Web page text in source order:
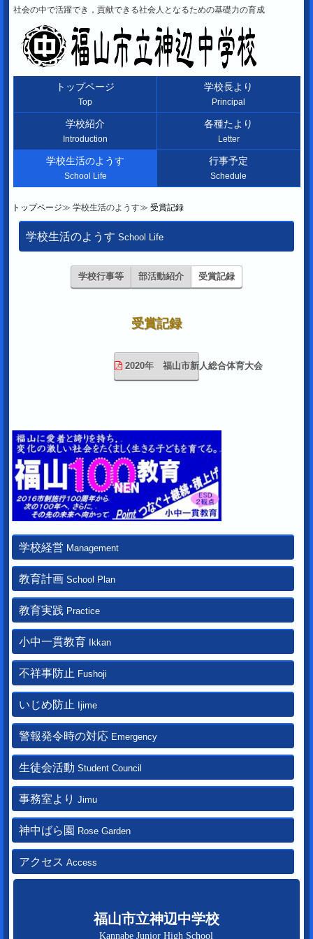
社会の中で活躍でき，貢献できる社会人となるための基礎力の育成
トップページ
Top
学校長より
Principal
学校紹介
Introduction
各種たより
Letter
学校生活のようす
School Life
行事予定
Schedule
トップページ 学校生活のようす 受賞記録
学校生活のようす School Life
学校行事等 部活動紹介 受賞記録
受賞記録
2020年 福山市新人総合体育大会
学校経営 Management
教育計画 School Plan
教育実践 Practice
小中一貫教育 Ikkan
不祥事防止 Fushoji
いじめ防止 Ijime
警報発令時の対応 Emergency
生徒会活動 Student Council
事務室より Jimu
神中ばら園 Rose Garden
アクセス Access
福山市立神辺中学校
Kannabe Junior High School